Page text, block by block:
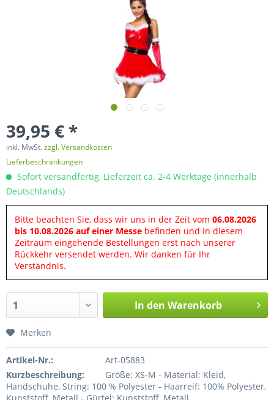
39,95 € *
inkl. MwSt.zzgl. Versandkosten
Lieferbeschränkungen
Sofort versandfertig, Lieferzeit ca. 2-4 Werktage (innerhalb
Deutschlands)
Bitte beachten Sie, dass wir uns in der Zeit vom 06.08.2026
bis 10.08.2026 auf einer Messe befinden und in diesem
Zeitraum eingehende Bestellungen erst nach unserer
Rückkehr versendet werden. Wir danken für Ihr
Verständnis.
In den Warenkorb
Merken
Artikel-Nr.:
Art-05883
Kurzbeschreibung:
Größe: XS-M - Material: Kleid,
Handschuhe, String: 100 % Polyester - Haarreif: 100% Polyester,